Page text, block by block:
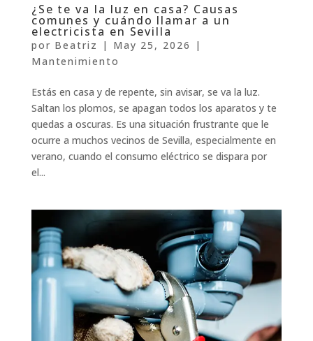
¿Se te va la luz en casa? Causas
comunes y cuándo llamar a un
electricista en Sevilla
por Beatriz | May 25, 2026
|
Mantenimiento
Estás en casa y de repente, sin avisar, se va la luz.
Saltan los plomos, se apagan todos los aparatos y te
quedas a oscuras. Es una situación frustrante que le
ocurre a muchos vecinos de Sevilla, especialmente en
verano, cuando el consumo eléctrico se dispara por
el...